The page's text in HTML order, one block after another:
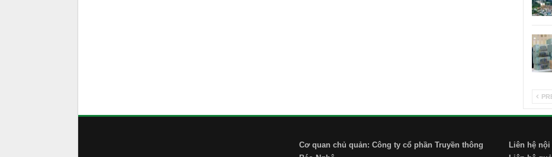
Cơ quan chủ quản: Công ty cổ phần Truyền thông
Liên hệ nội